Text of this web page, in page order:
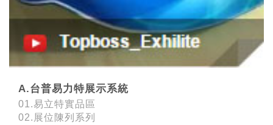
A.台普易力特展示系統
01.易立特實品區
02.展位陳列系列